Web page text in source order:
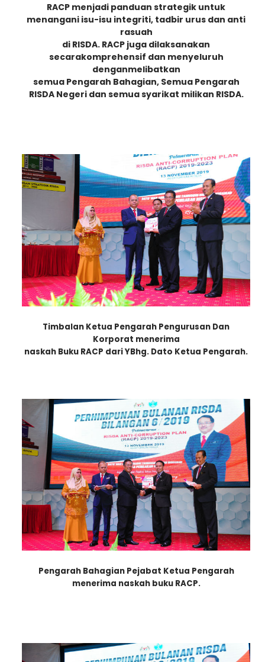
RACP menjadi panduan strategik untuk
menangani isu-isu integriti, tadbir urus dan anti
rasuah
di RISDA. RACP juga dilaksanakan
secarakomprehensif dan menyeluruh
denganmelibatkan
semua Pengarah Bahagian, Semua Pengarah
RISDA Negeri dan semua syarikat milikan RISDA.
Timbalan Ketua Pengarah Pengurusan Dan
Korporat menerima
naskah Buku RACP dari YBhg. Dato Ketua Pengarah.
Pengarah Bahagian Pejabat Ketua Pengarah
menerima naskah buku RACP.